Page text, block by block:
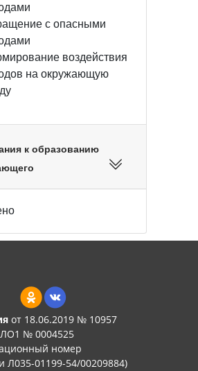
с опасными
воздействия
на окружающую
к образованию
от 18.06.2019 № 10957
№ 0004525
номер
Л035-01199-54/00209884)